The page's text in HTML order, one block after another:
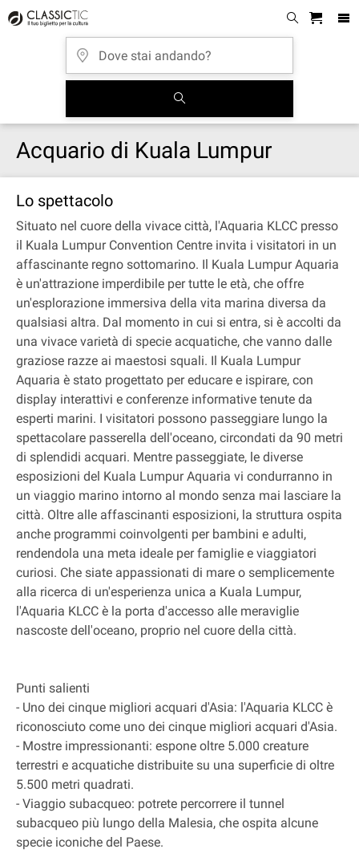
Acquario di Kuala Lumpur
Lo spettacolo
Situato nel cuore della vivace città, l'Aquaria KLCC presso
il Kuala Lumpur Convention Centre invita i visitatori in un
affascinante regno sottomarino. Il Kuala Lumpur Aquaria
è un'attrazione imperdibile per tutte le età, che offre
un'esplorazione immersiva della vita marina diversa da
qualsiasi altra. Dal momento in cui si entra, si è accolti da
una vivace varietà di specie acquatiche, che vanno dalle
graziose razze ai maestosi squali. Il Kuala Lumpur
Aquaria è stato progettato per educare e ispirare, con
display interattivi e conferenze informative tenute da
esperti marini. I visitatori possono passeggiare lungo la
spettacolare passerella dell'oceano, circondati da 90 metri
di splendidi acquari. Mentre passeggiate, le diverse
esposizioni del Kuala Lumpur Aquaria vi condurranno in
un viaggio marino intorno al mondo senza mai lasciare la
città. Oltre alle affascinanti esposizioni, la struttura ospita
anche programmi coinvolgenti per bambini e adulti,
rendendola una meta ideale per famiglie e viaggiatori
curiosi. Che siate appassionati di mare o semplicemente
alla ricerca di un'esperienza unica a Kuala Lumpur,
l'Aquaria KLCC è la porta d'accesso alle meraviglie
nascoste dell'oceano, proprio nel cuore della città.
Punti salienti
- Uno dei cinque migliori acquari d'Asia: l'Aquaria KLCC è
riconosciuto come uno dei cinque migliori acquari d'Asia.
- Mostre impressionanti: espone oltre 5.000 creature
terrestri e acquatiche distribuite su una superficie di oltre
5.500 metri quadrati.
- Viaggio subacqueo: potrete percorrere il tunnel
subacqueo più lungo della Malesia, che ospita alcune
specie iconiche del Paese.